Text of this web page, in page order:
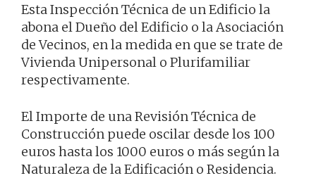
Esta Inspección Técnica de un Edificio la
abona el Dueño del Edificio o la Asociación
de Vecinos, en la medida en que se trate de
Vivienda Unipersonal o Plurifamiliar
respectivamente.
El Importe de una Revisión Técnica de
Construcción puede oscilar desde los 100
euros hasta los 1000 euros o más según la
Naturaleza de la Edificación o Residencia.